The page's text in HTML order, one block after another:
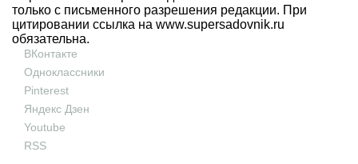
только с письменного разрешения редакции. При
цитировании ссылка на www.supersadovnik.ru
обязательна.
ВКонтакте
Одноклассники
Pinterest
Яндекс Дзен
Youtube
RSS